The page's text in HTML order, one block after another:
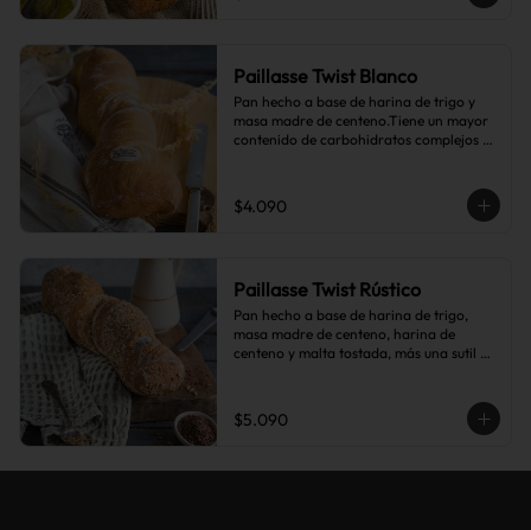
Paillasse Twist Blanco
Pan hecho a base de harina de trigo y
masa madre de centeno.Tiene un mayor
contenido de carbohidratos complejos
$4.090
Paillasse Twist Rústico
Pan hecho a base de harina de trigo,
masa madre de centeno, harina de
centeno y malta tostada, más una sutil
tostado y frutos secos.
$5.090